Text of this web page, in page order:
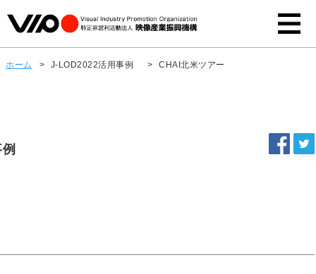
ホーム > J-LOD2022活用事例 > CHAI北米ツアー